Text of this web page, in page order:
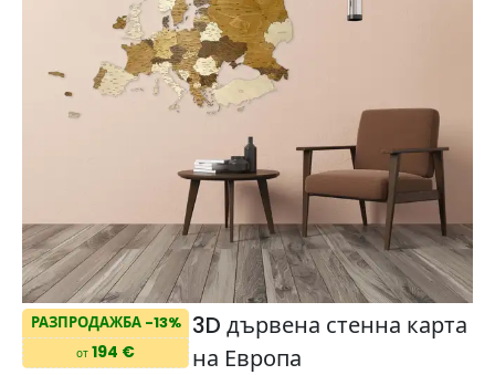
РАЗПРОДАЖБА -13%
от 194 €
3D дървена стенна карта
на Европа